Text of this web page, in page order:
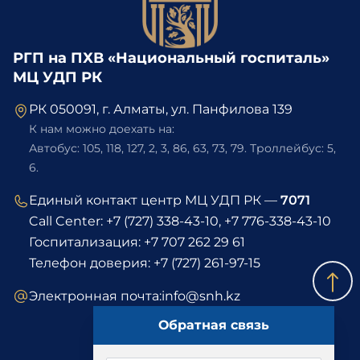
РГП на ПХВ «Национальный госпиталь»
МЦ УДП РК
РК 050091, г. Алматы, ул. Панфилова 139
К нам можно доехать на:
Автобус: 105, 118, 127, 2, 3, 86, 63, 73, 79. Троллейбус: 5,
6.
Единый контакт центр МЦ УДП РК — 7071
Call Center: +7 (727) 338-43-10, +7 776-338-43-10
Госпитализация: +7 707 262 29 61
Телефон доверия: +7 (727) 261-97-15
Электронная почта:info@snh.kz
Обратная связь